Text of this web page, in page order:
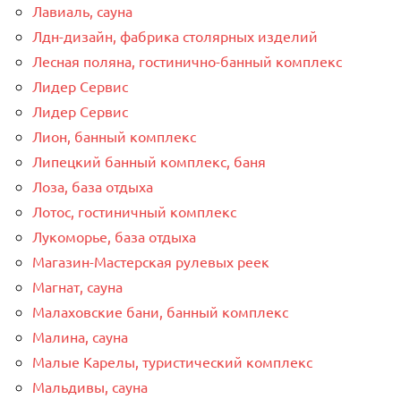
Лавиаль, сауна
Лдн-дизайн, фабрика столярных изделий
Лесная поляна, гостинично-банный комплекс
Лидер Сервис
Лидер Сервис
Лион, банный комплекс
Липецкий банный комплекс, баня
Лоза, база отдыха
Лотос, гостиничный комплекс
Лукоморье, база отдыха
Магазин-Мастерская рулевых реек
Магнат, сауна
Малаховские бани, банный комплекс
Малина, сауна
Малые Карелы, туристический комплекс
Мальдивы, сауна